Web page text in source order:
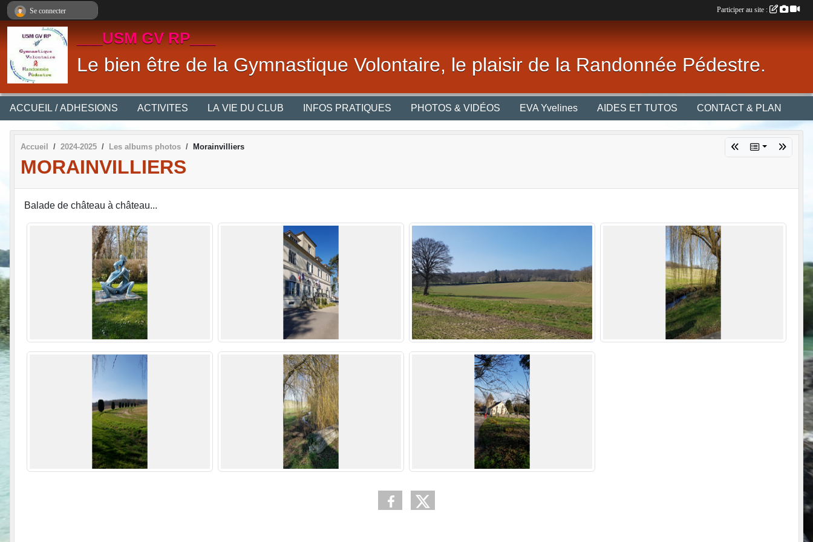
___USM GV RP___
Le bien être de la Gymnastique Volontaire, le plaisir de la Randonnée Pédestre.
ACCUEIL / ADHESIONS ACTIVITES LA VIE DU CLUB INFOS PRATIQUES PHOTOS & VIDÉOS EVA Yvelines AIDES ET TUTOS CONTACT & PLAN
Accueil 2024-2025 Les albums photos Morainvilliers
MORAINVILLIERS
Balade de château à château...
Se connecter Participer au site :
Panneau de gestion des cookies